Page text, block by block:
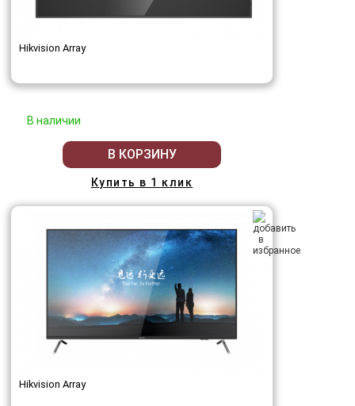
Hikvision Array
В наличии
В КОРЗИНУ
Купить в 1 клик
Hikvision Array